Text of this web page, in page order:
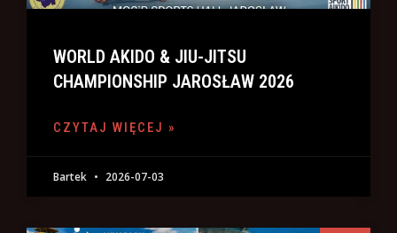
WORLD AKIDO & JIU-JITSU
CHAMPIONSHIP JAROSŁAW 2026
CZYTAJ WIĘCEJ »
Bartek 2026-07-03